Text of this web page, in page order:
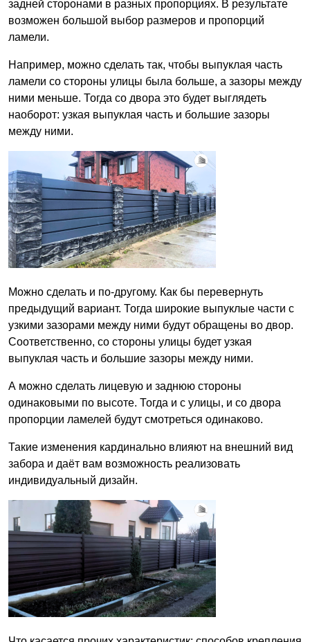
задней сторонами в разных пропорциях. В результате
возможен большой выбор размеров и пропорций
ламели.
Например, можно сделать так, чтобы выпуклая часть
ламели со стороны улицы была больше, а зазоры между
ними меньше. Тогда со двора это будет выглядеть
наоборот: узкая выпуклая часть и большие зазоры
между ними.
Можно сделать и по-другому. Как бы перевернуть
предыдущий вариант. Тогда широкие выпуклые части с
узкими зазорами между ними будут обращены во двор.
Соответственно, со стороны улицы будет узкая
выпуклая часть и большие зазоры между ними.
А можно сделать лицевую и заднюю стороны
одинаковыми по высоте. Тогда и с улицы, и со двора
пропорции ламелей будут смотреться одинаково.
Такие изменения кардинально влияют на внешний вид
забора и даёт вам возможность реализовать
индивидуальный дизайн.